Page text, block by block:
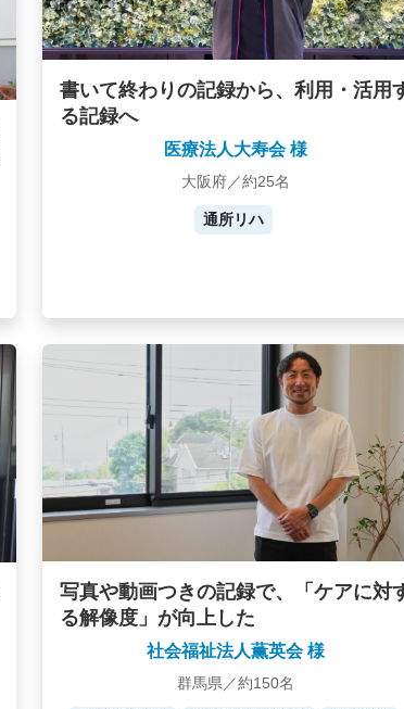
書いて終わりの記録から、利用・活用
る記録へ
医療法人大寿会 様
大阪府／約25名
通所リハ
写真や動画つきの記録で、「ケアに対
る解像度」が向上した
社会福祉法人薫英会 様
群馬県／約150名